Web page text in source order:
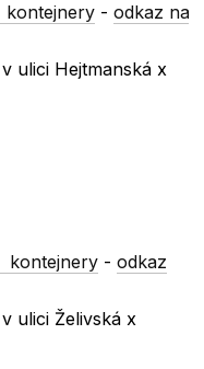
kontejnery -odkaz na
ulici Hejtmanská x
kontejnery -odkaz
ulici Želivská x